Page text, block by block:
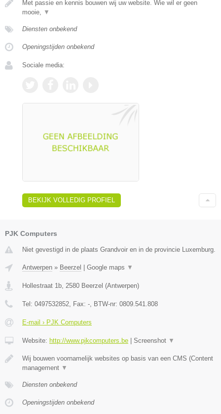
Met passie en kennis bouwen wij uw website. Wie wil er geen
mooie,
▼
Diensten onbekend
Openingstijden onbekend
Sociale media:
BEKIJK VOLLEDIG PROFIEL
PJK Computers
Niet gevestigd in de plaats Grandvoir en in de provincie Luxemburg.
Antwerpen » Beerzel | Google maps ▼
Hollestraat 1b 2580 Beerzel (Antwerpen)
Tel: 0497532852 , Fax: - , BTW-nr: 0809.541.808
E-mail › PJK Computers
Website: http://www.pjkcomputers.be | Screenshot ▼
Wij bouwen voornamelijk websites op basis van een CMS (Content
management ▼
Diensten onbekend
Openingstijden onbekend